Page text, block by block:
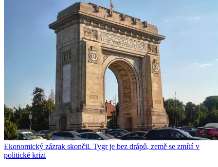
Ekonomický zázrak skončil. Tygr je bez drápů, země se zmítá v
politické krizi